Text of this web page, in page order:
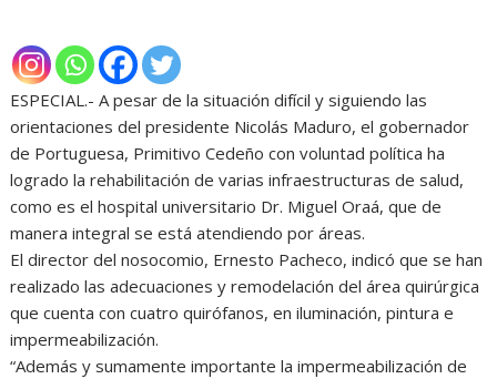
ESPECIAL.- A pesar de la situación difícil y siguiendo las
orientaciones del presidente Nicolás Maduro, el gobernador
de Portuguesa, Primitivo Cedeño con voluntad política ha
logrado la rehabilitación de varias infraestructuras de salud,
como es el hospital universitario Dr. Miguel Oraá, que de
manera integral se está atendiendo por áreas.
El director del nosocomio, Ernesto Pacheco, indicó que se han
realizado las adecuaciones y remodelación del área quirúrgica
que cuenta con cuatro quirófanos, en iluminación, pintura e
impermeabilización.
“Además y sumamente importante la impermeabilización de